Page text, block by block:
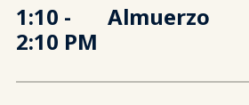
1:10 -
2:10 PM
Almuerzo